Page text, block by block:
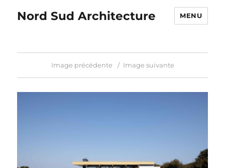
Nord Sud Architecture MENU
Image précédente Image suivante